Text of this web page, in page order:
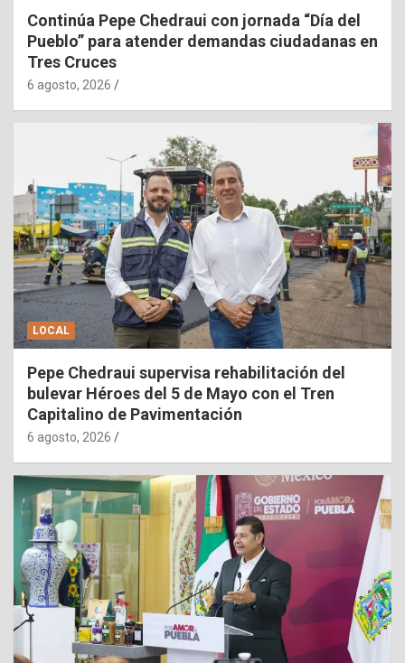
Continúa Pepe Chedraui con jornada “Día del
Pueblo” para atender demandas ciudadanas en
Tres Cruces
6 agosto, 2026
LOCAL
Pepe Chedraui supervisa rehabilitación del
bulevar Héroes del 5 de Mayo con el Tren
Capitalino de Pavimentación
6 agosto, 2026